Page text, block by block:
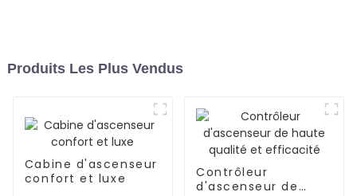
Produits Les Plus Vendus
Cabine d'ascenseur
confort et luxe
Contrôleur
d'ascenseur de